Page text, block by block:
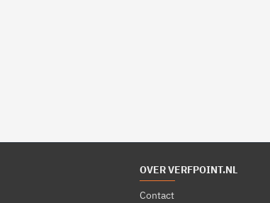
OVER VERFPOINT.NL
Contact